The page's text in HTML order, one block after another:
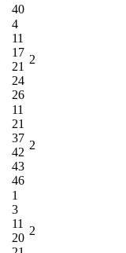
40
4
11
17
21
24
26
2
11
21
37
42
43
46
2
1
3
11
20
2